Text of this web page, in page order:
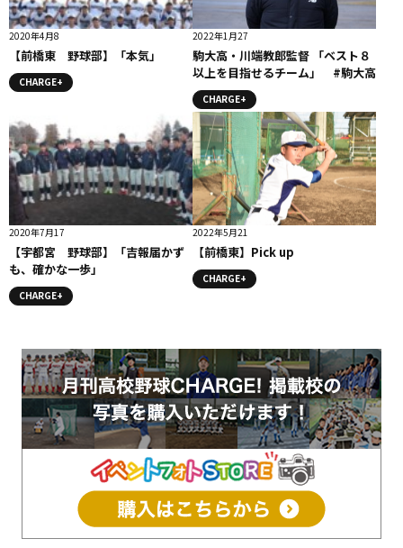
2020年4月8
【前橋東 野球部】「本気」
CHARGE+
2022年1月27
駒大高・川端教郎監督 「ベスト８
以上を目指せるチーム」 #駒大高
CHARGE+
2020年7月17
【宇都宮 野球部】「吉報届かず
も、確かな一歩」
CHARGE+
2022年5月21
【前橋東】Pick up
CHARGE+